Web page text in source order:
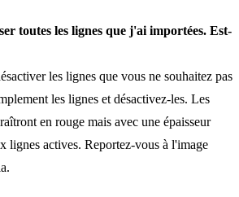
toutes les lignes que j'ai importées. Est-
les lignes que vous ne souhaitez pas
les lignes et désactivez-les. Les
en rouge mais avec une épaisseur
lignes actives. Reportez-vous à l'image